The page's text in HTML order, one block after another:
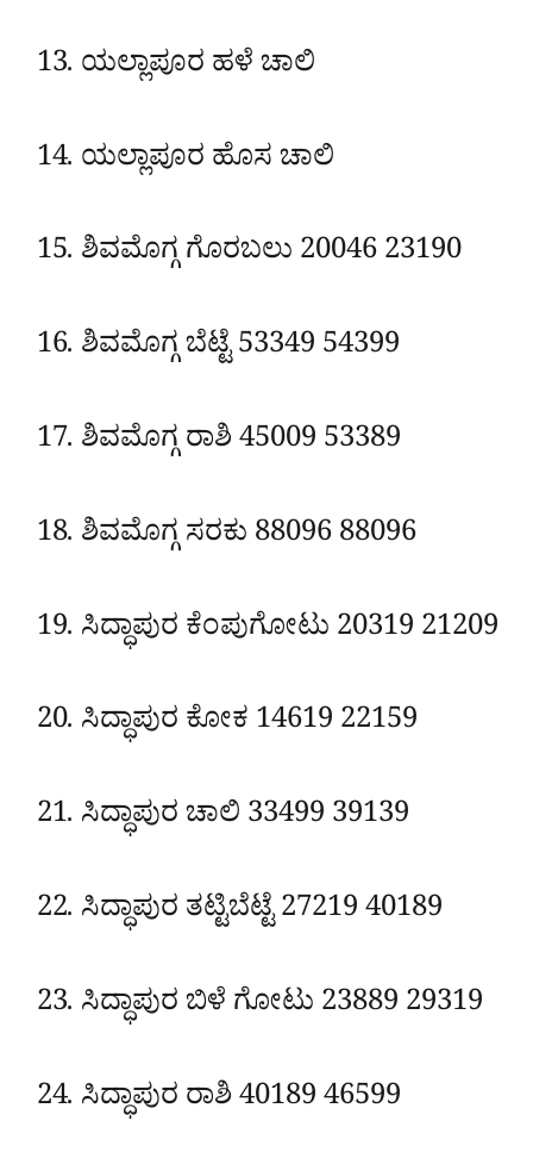
ಯಲ್ಲಾಪೂರ ಹಳೆ ಚಾಲಿ
ಯಲ್ಲಾಪೂರ ಹೊಸ ಚಾಲಿ
ಶಿವಮೊಗ್ಗಗೊರಬಲು 2004623190
ಶಿವಮೊಗ್ಗಬೆಟ್ಟೆ53349 54399
ಶಿವಮೊಗ್ಗರಾಶಿ45009 53389
ಶಿವಮೊಗ್ಗಸರಕು 8809688096
ಸಿದ್ಧಾಪುರ ಕೆಂಪುಗೋಟು 20319 21209
ಸಿದ್ಧಾಪುರ ಕೋಕ 14619 22159
ಸಿದ್ಧಾಪುರಚಾಲಿ 33499 39139
ಸಿದ್ಧಾಪುರ ತಟ್ಟಿಬೆಟ್ಟೆ2721940189
ಸಿದ್ಧಾಪುರಬಿಳೆ ಗೋಟು 23889 29319
ಸಿದ್ಧಾಪುರ ರಾಶಿ4018946599